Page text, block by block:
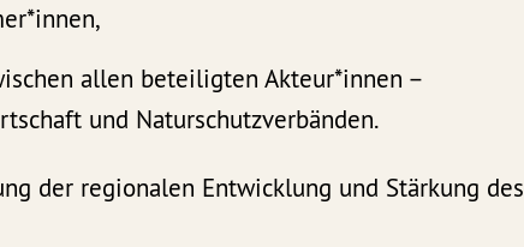
allen beteiligten Akteur*innen –
und Naturschutzverbänden.
der regionalen Entwicklung und Stärkung des